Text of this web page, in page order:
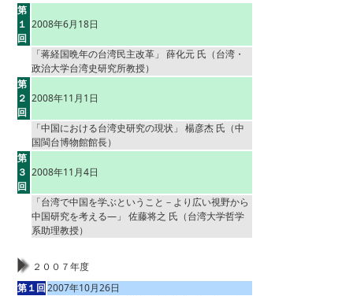
第
１
回
2008年6月18日
「蒋経国晩年の台湾民主改革」 薛化元 氏（台湾・
政治大学台湾史研究所教授）
第
２
回
2008年11月1日
「中国における台湾史研究の現状」 楊彦杰 氏（中
国閩台博物館館長）
第
３
回
2008年11月4日
「台湾で中国を学ぶということ－より広い視野から
中国研究を考える―」 佐藤将之 氏（台湾大学哲学
系助理教授）
２００７年度
第１回2007年10月26日